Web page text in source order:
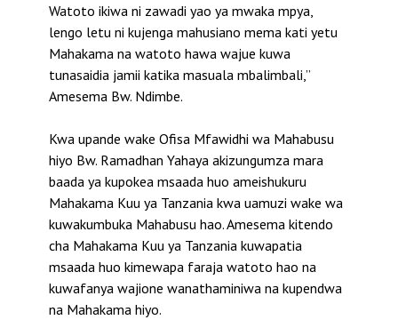
Watoto ikiwa ni zawadi yao ya mwaka mpya,
lengo letu ni kujenga mahusiano mema kati yetu
Mahakama na watoto hawa wajue kuwa
tunasaidia jamii katika masuala mbalimbali,”
Amesema Bw. Ndimbe.
Kwa upande wake Ofisa Mfawidhi wa Mahabusu
hiyo Bw. Ramadhan Yahaya akizungumza mara
baada ya kupokea msaada huo ameishukuru
Mahakama Kuu ya Tanzania kwa uamuzi wake wa
kuwakumbuka Mahabusu hao. Amesema kitendo
cha Mahakama Kuu ya Tanzania kuwapatia
msaada huo kimewapa faraja watoto hao na
kuwafanya wajione wanathaminiwa na kupendwa
na Mahakama hiyo.